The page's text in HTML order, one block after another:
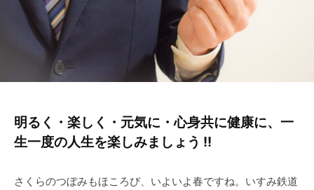
明るく・楽しく・元気に・心身共に健康に、一
生一度の人生を楽しみましょう !!
さくらのつぼみもほころび、いよいよ春ですね。いすみ鉄道